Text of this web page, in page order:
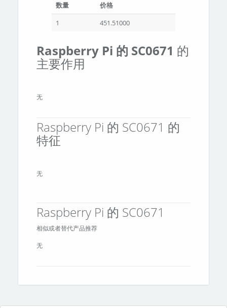
数量
价格
1
451.51000
Raspberry Pi 的 SC0671 的
主要作用
无
Raspberry Pi 的 SC0671 的
特征
无
Raspberry Pi 的 SC0671
相似或者替代产品推荐
无